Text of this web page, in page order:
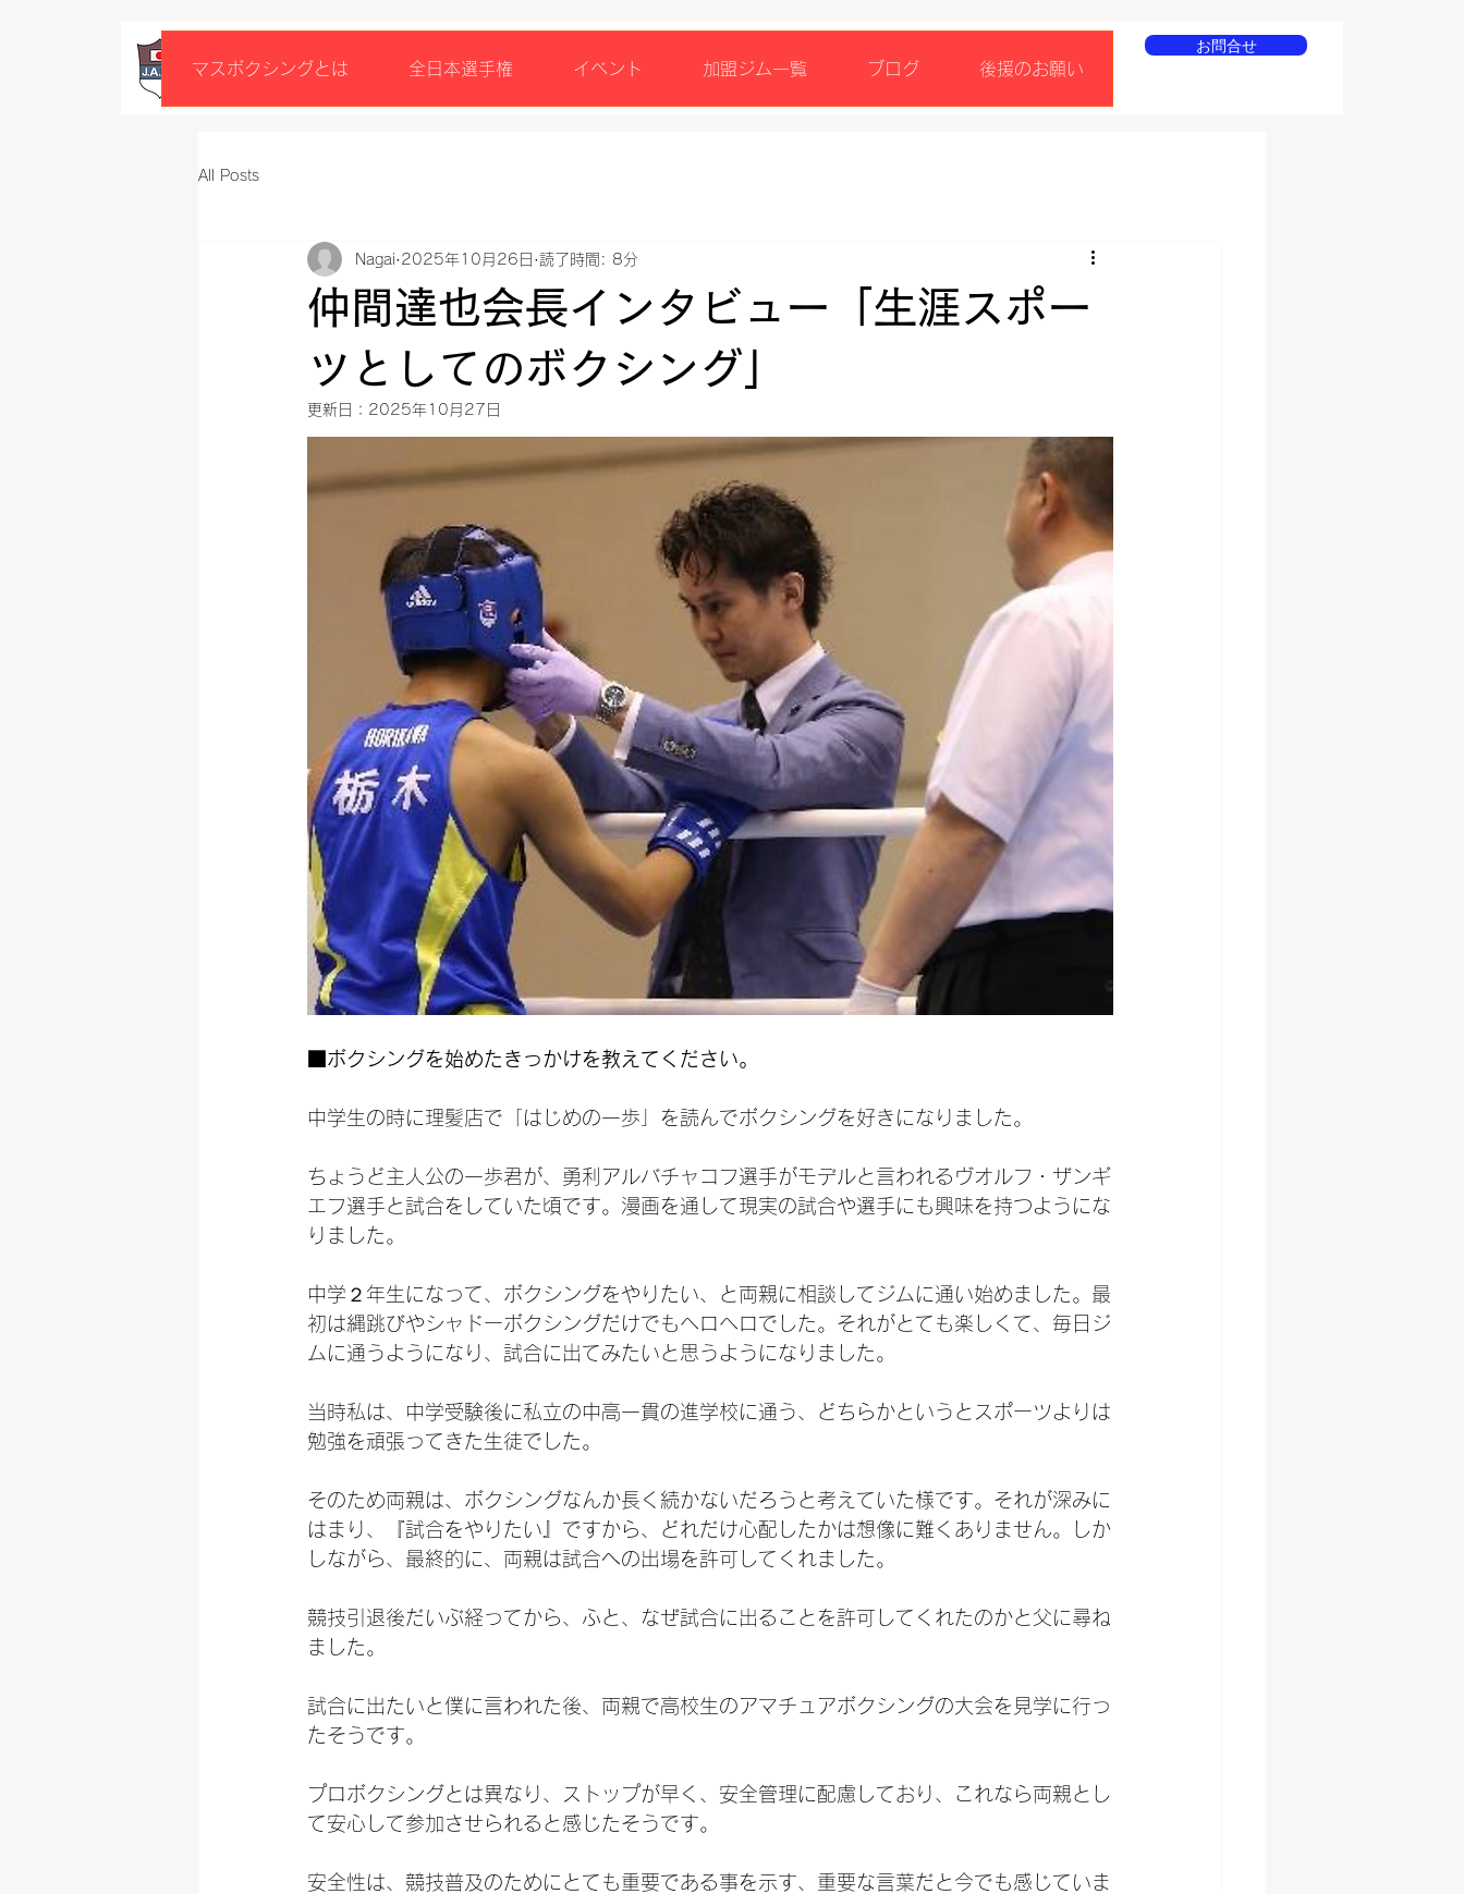
マスボクシングとは 全日本選手権 イベント 加盟ジム一覧 ブログ 後援のお願い
お問合せ
All Posts
仲間達也会長インタビュー「生涯スポー
ツとしてのボクシング」
Nagai 2025年10月26日 読了時間: 8分
更新日： 2025年10月27日
■ボクシングを始めたきっかけを教えてください。
中学生の時に理髪店で「はじめの一歩」を読んでボクシングを好きになりました。
ちょうど主人公の一歩君が、勇利アルバチャコフ選手がモデルと言われるヴオルフ・ザンギ
エフ選手と試合をしていた頃です。漫画を通して現実の試合や選手にも興味を持つようにな
りました。
中学２年生になって、ボクシングをやりたい、と両親に相談してジムに通い始めました。最
初は縄跳びやシャドーボクシングだけでもヘロヘロでした。それがとても楽しくて、毎日ジ
ムに通うようになり、試合に出てみたいと思うようになりました。
当時私は、中学受験後に私立の中高一貫の進学校に通う、どちらかというとスポーツよりは
勉強を頑張ってきた生徒でした。
そのため両親は、ボクシングなんか長く続かないだろうと考えていた様です。それが深みに
はまり、『試合をやりたい』ですから、どれだけ心配したかは想像に難くありません。しか
しながら、最終的に、両親は試合への出場を許可してくれました。
競技引退後だいぶ経ってから、ふと、なぜ試合に出ることを許可してくれたのかと父に尋ね
ました。
試合に出たいと僕に言われた後、両親で高校生のアマチュアボクシングの大会を見学に行っ
たそうです。
プロボクシングとは異なり、ストップが早く、安全管理に配慮しており、これなら両親とし
て安心して参加させられると感じたそうです。
安全性は、競技普及のためにとても重要である事を示す、重要な言葉だと今でも感じていま